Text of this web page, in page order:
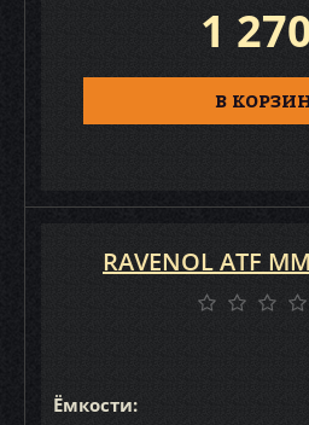
1
В
Ёмкости:
RAVENOL ATF